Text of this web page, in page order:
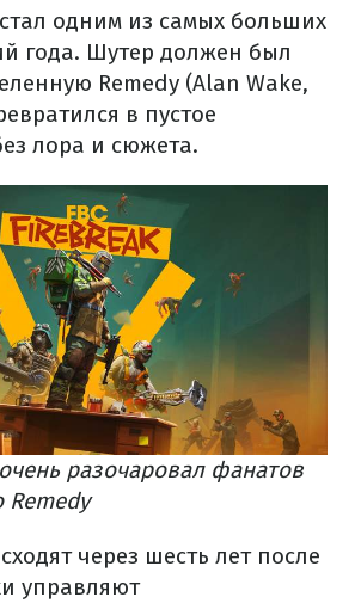
стал одним из самых больших
года. Шутер должен был
Remedy (Alan Wake,
в пустое
лора и сюжета.
разочаровал фанатов
через шесть лет после
управляют